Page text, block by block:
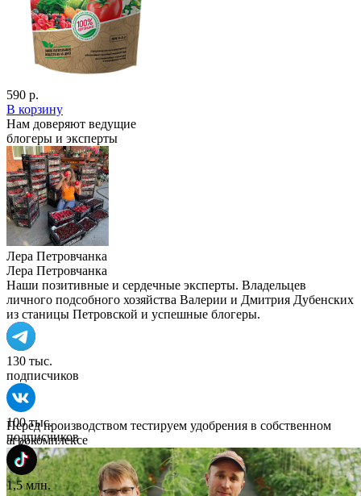
590 р.
В корзину
Нам доверяют ведущие
блогеры и эксперты
Лера Петровчанка
Лера Петровчанка
Наши позитивные и сердечные эксперты. Владельцев
личного подсобного хозяйства Валерии и Дмитрия Дубенских
из станицы Петровской и успешные блогеры.
130 тыс.
подписчиков
100 тыс.
подписчиков
1,5 млн.
Перед производством тестируем удобрения в собственном
агрокомплексе